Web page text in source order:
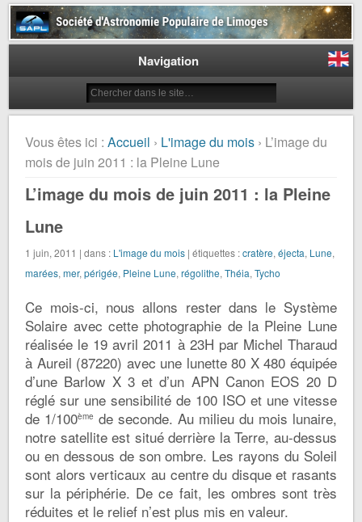
Société d'Astronomie Populaire
de Limoges
Navigation
Vous êtes ici : Accueil › L'image du mois › L’image du
mois de juin 2011 : la Pleine Lune
L’image du mois de juin 2011 : la Pleine
Lune
1 juin, 2011 | dans : L'image du mois | étiquettes :cratère,éjecta, Lune,
marées,mer,périgée, Pleine Lune,régolithe,Théia,Tycho
Ce mois-ci, nous allons rester dans le Système
Solaire avec cette photographie de la Pleine Lune
réalisée le 19 avril 2011 à 23H par Michel Tharaud
à Aureil (87220) avec une lunette 80 X 480 équipée
d’une Barlow X 3 et d’un APN Canon EOS 20 D
réglé sur une sensibilité de 100 ISO et une vitesse
de 1/100ème de seconde. Au milieu du mois lunaire,
notre satellite est situé derrière la Terre, au-dessus
ou en dessous de son ombre. Les rayons du Soleil
sont alors verticaux au centre du disque et rasants
sur la périphérie. De ce fait, les ombres sont très
réduites et le relief n’est plus mis en valeur.